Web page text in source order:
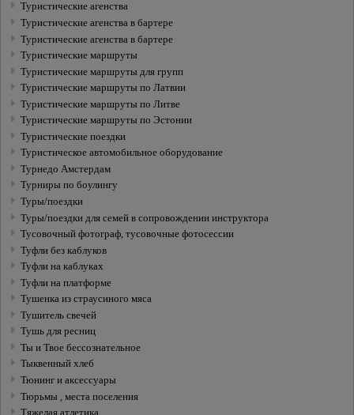
Туристические агенства
Туристические агенства в бартере
Туристические агенства в бартере
Туристические маршруты
Туристические маршруты для групп
Туристические маршруты по Латвии
Туристические маршруты по Литве
Туристические маршруты по Эстонии
Туристические поездки
Туристическое автомобильное оборудование
Турнедо Амстердам
Турниры по боулингу
Туры/поездки
Туры/поездки для семей в сопровождении инструктора
Тусовочный фотограф, тусовочные фотосессии
Туфли без каблуков
Туфли на каблуках
Туфли на платформе
Тушенка из страусиного мяса
Тушитель свечей
Тушь для ресниц
Ты и Твое бессознательное
Тыквенный хлеб
Тюнинг и аксессуары
Тюрьмы , места поселения
Тяжелая атлетика